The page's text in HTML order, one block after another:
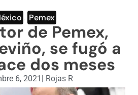
SECTION
VIDEOS
Pemex
de Pemex,
se fugó a
dos meses
6, 2021 | Rojas R